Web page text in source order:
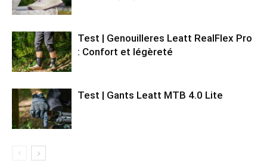
Test | Genouilleres Leatt RealFlex Pro
: Confort et légèreté
Test | Gants Leatt MTB 4.0 Lite